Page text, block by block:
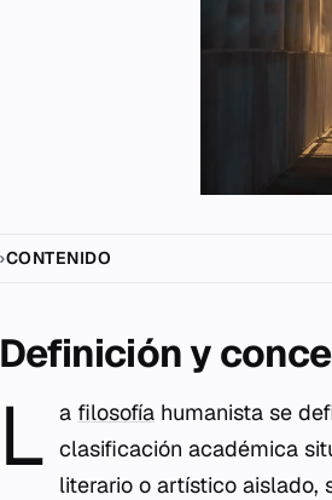
CONTENIDO
Definición y
L a filosofía humanista se
clasificación académica
literario o artístico aislado,